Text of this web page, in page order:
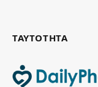
ΤΑΥΤΟΤΗΤΑ